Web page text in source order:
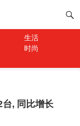
生活
时尚
, 同比增长